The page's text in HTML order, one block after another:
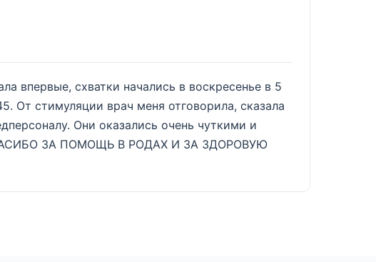
впервые, схватки начались в воскресенье в 5
От стимуляции врач меня отговорила, сказала
Они оказались очень чуткими и
СПАСИБО ЗА ПОМОЩЬ В РОДАХ И ЗА ЗДОРОВУЮ